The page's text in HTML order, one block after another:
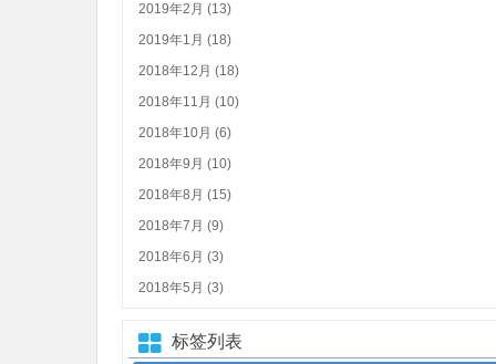
2019年2月 (13)
2019年1月 (18)
2018年12月 (18)
2018年11月 (10)
2018年10月 (6)
2018年9月 (10)
2018年8月 (15)
2018年7月 (9)
2018年6月 (3)
2018年5月 (3)
标签列表